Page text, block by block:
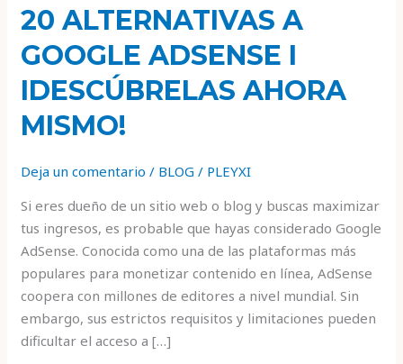
20 ALTERNATIVAS A
GOOGLE ADSENSE I
IDESCÚBRELAS AHORA
MISMO!
Deja un comentario / BLOG / PLEYXI
Si eres dueño de un sitio web o blog y buscas maximizar
tus ingresos, es probable que hayas considerado Google
AdSense. Conocida como una de las plataformas más
populares para monetizar contenido en línea, AdSense
coopera con millones de editores a nivel mundial. Sin
embargo, sus estrictos requisitos y limitaciones pueden
dificultar el acceso a […]